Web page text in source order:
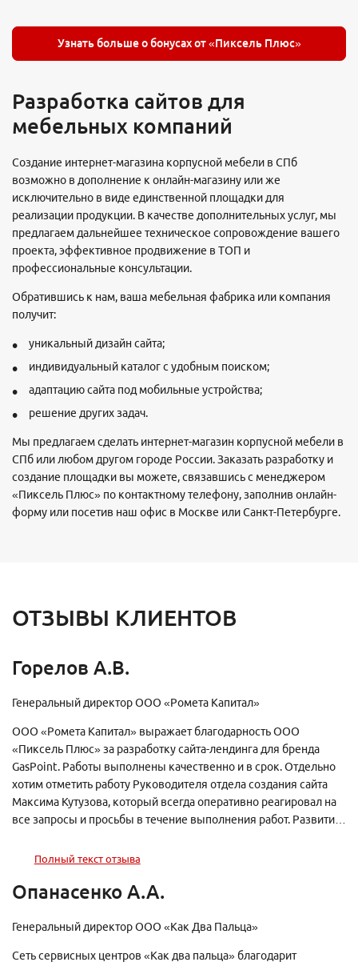
Узнать больше о бонусах от «Пиксель Плюс»
Разработка сайтов для
мебельных компаний
Создание интернет-магазина корпусной мебели в СПб
возможно в дополнение к онлайн-магазину или же
исключительно в виде единственной площадки для
реализации продукции. В качестве дополнительных услуг, мы
предлагаем дальнейшее техническое сопровождение вашего
проекта, эффективное продвижение в ТОП и
профессиональные консультации.
Обратившись к нам, ваша мебельная фабрика или компания
получит:
уникальный дизайн сайта;
индивидуальный каталог с удобным поиском;
адаптацию сайта под мобильные устройства;
решение других задач.
Мы предлагаем сделать интернет-магазин корпусной мебели в
СПб или любом другом городе России. Заказать разработку и
создание площадки вы можете, связавшись с менеджером
«Пиксель Плюс» по контактному телефону, заполнив онлайн-
форму или посетив наш офис в Москве или Санкт-Петербурге.
ОТЗЫВЫ КЛИЕНТОВ
Полный текст отзыва
Горелов А.В.
Генеральный директор ООО «Ромета Капитал»
ООО «Ромета Капитал» выражает благодарность ООО
«Пиксель Плюс» за разработку сайта-лендинга для бренда
GasPoint. Работы выполнены качественно и в срок. Отдельно
хотим отметить работу Руководителя отдела создания сайта
Максима Кутузова, который всегда оперативно реагировал на
все запросы и просьбы в течение выполнения работ. Развития
Опанасенко А.А.
Генеральный директор ООО «Как Два Пальца»
Сеть сервисных центров «Как два пальца» благодарит